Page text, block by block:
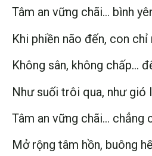
Tâm an vững chãi… bình
Khi phiền não đến, con chỉ
Không sân, không chấp…
Như suối trôi qua, như gió
Tâm an vững chãi… chẳng
Mở rộng tâm hồn, buông